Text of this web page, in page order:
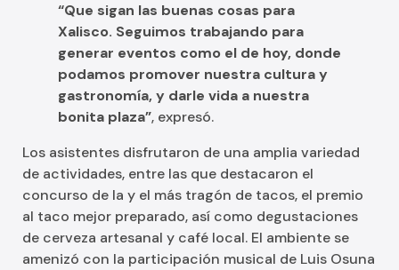
“Que sigan las buenas cosas para
Xalisco. Seguimos trabajando para
generar eventos como el de hoy, donde
podamos promover nuestra cultura y
gastronomía, y darle vida a nuestra
bonita plaza”, expresó.
Los asistentes disfrutaron de una amplia variedad
de actividades, entre las que destacaron el
concurso de la y el más tragón de tacos, el premio
al taco mejor preparado, así como degustaciones
de cerveza artesanal y café local. El ambiente se
amenizó con la participación musical de Luis Osuna